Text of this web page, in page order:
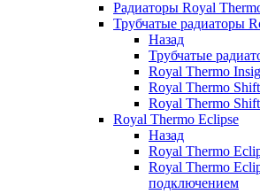
Радиаторы Royal
Трубчатые радиаторы
Назад
Трубчатые
Royal Thermo
Royal Thermo
Royal Thermo
Royal Thermo Eclipse
Назад
Royal Thermo
Royal Thermo
подключением